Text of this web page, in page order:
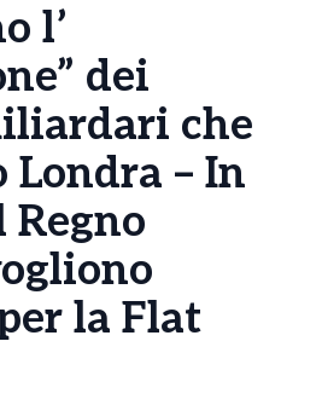
l’
dei
che
Londra – In
la Flat